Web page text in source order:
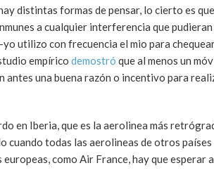
distintas formas de pensar, lo cierto es
a cualquier interferencia que
utilizo con frecuencia el mio para
empírico demostró que al menos un
una buena razón o incentivo para
en Iberia, que es la aerolinea más
todas las aerolineas de otros países
como Air France, hay que esperar